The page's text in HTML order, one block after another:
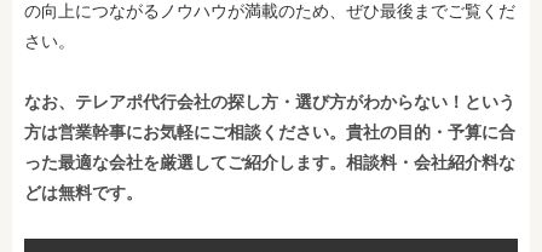
の向上につながるノウハウが満載のため、ぜひ最後までご覧くだ
さい。
なお、テレアポ代行会社の探し方・選び方がわからない！という
方は営業幹事にお気軽にご相談ください。貴社の目的・予算に合
った最適な会社を厳選してご紹介します。相談料・会社紹介料な
どは無料です。